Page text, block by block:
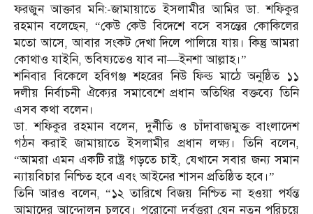
ফরজুন আক্তার মনি:-জামায়াতে ইসলামীর আমির ডা. শফিকুর
রহমান বলেছেন, “কেউ কেউ বিদেশে বসে বসন্তের কোকিলের
মতো আসে, আবার সংকট দেখা দিলে পালিয়ে যায়। কিন্তু আমরা
কোথাও যাইনি, ভবিষ্যতেও যাব না—ইনশা আল্লাহ।”
শনিবার বিকেলে হবিগঞ্জ শহরের নিউ ফিল্ড মাঠে অনুষ্ঠিত ১১
দলীয় নির্বাচনী ঐক্যের সমাবেশে প্রধান অতিথির বক্তব্যে তিনি
এসব কথা বলেন।
ডা. শফিকুর রহমান বলেন, দুর্নীতি ও চাঁদাবাজমুক্ত বাংলাদেশ
গঠন করাই জামায়াতে ইসলামীর প্রধান লক্ষ্য। তিনি বলেন,
“আমরা এমন একটি রাষ্ট্র গড়তে চাই, যেখানে সবার জন্য সমান
ন্যায়বিচার নিশ্চিত হবে এবং আইনের শাসন প্রতিষ্ঠিত হবে।”
তিনি আরও বলেন, “১২ তারিখে বিজয় নিশ্চিত না হওয়া পর্যন্ত
আমাদের আন্দোলন চলবে। পুরোনো দুর্বৃত্তরা যেন নতুন পরিচয়ে